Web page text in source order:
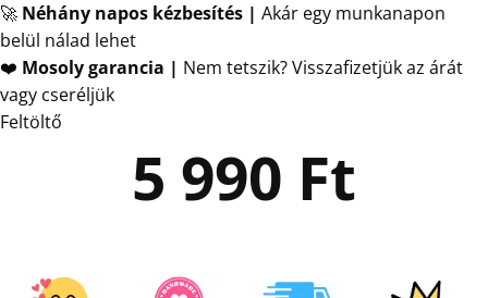
🚀 Néhány napos kézbesítés | Akár egy munkanapon
belül nálad lehet
❤️ Mosoly garancia | Nem tetszik? Visszafizetjük az árát
vagy cseréljük
Feltöltő
5 990 Ft